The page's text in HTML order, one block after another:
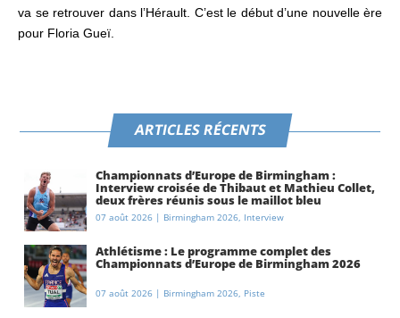
va se retrouver dans l’Hérault. C’est le début d’une nouvelle ère
pour Floria Gueï.
ARTICLES RÉCENTS
Championnats d’Europe de Birmingham :
Interview croisée de Thibaut et Mathieu Collet,
deux frères réunis sous le maillot bleu
07 août 2026 | Birmingham 2026, Interview
Athlétisme : Le programme complet des
Championnats d’Europe de Birmingham 2026
07 août 2026 | Birmingham 2026, Piste